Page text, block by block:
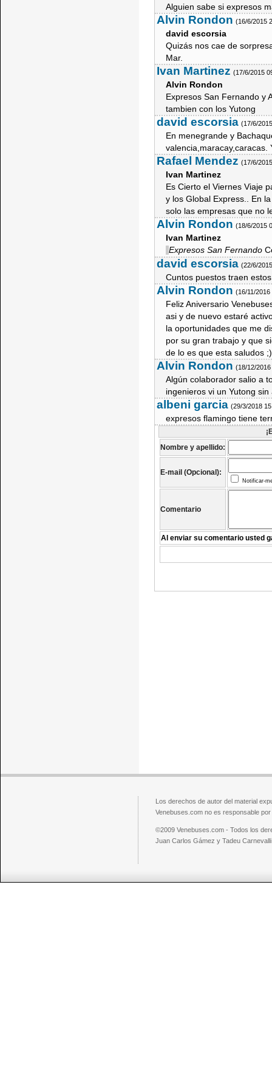
Alguien sabe si expresos
Alvin Rondon (16/6/2015
david escorsia
Quizás nos cae de
Mar.
Ivan Martinez (17/6/2015
Alvin Rondon
Expresos San Fernando y
tambien con los Yutong
david escorsia (17/6/
En menegrande y
valencia,maracay,caracas.
Rafael Mendez (17/6/
Ivan Martinez
Es Cierto el Viernes Viaje
y los Global Express.. En
solo las empresas que no
Alvin Rondon (18/6/2015
Ivan Martinez
Expresos San Fernando
david escorsia (22/6/
Cuntos puestos traen
Alvin Rondon (16/11/
Feliz Aniversario
asi y de nuevo estaré
la oportunidades que me
por su gran trabajo y que
de lo es que esta saludos ;)
Alvin Rondon (18/12/
Algún colaborador salio a
ingenieros vi un Yutong
albeni garcia (29/3/2018
expresos flamingo tiene
Nombre y apellido:
E-mail (Opcional):
Notificar-
Comentario
Al enviar su comentario usted
Los derechos de autor del material
Venebuses.com no es responsable
©2009 Venebuses.com - Todos los
Juan Carlos Gámez y Tadeu Carnevalli